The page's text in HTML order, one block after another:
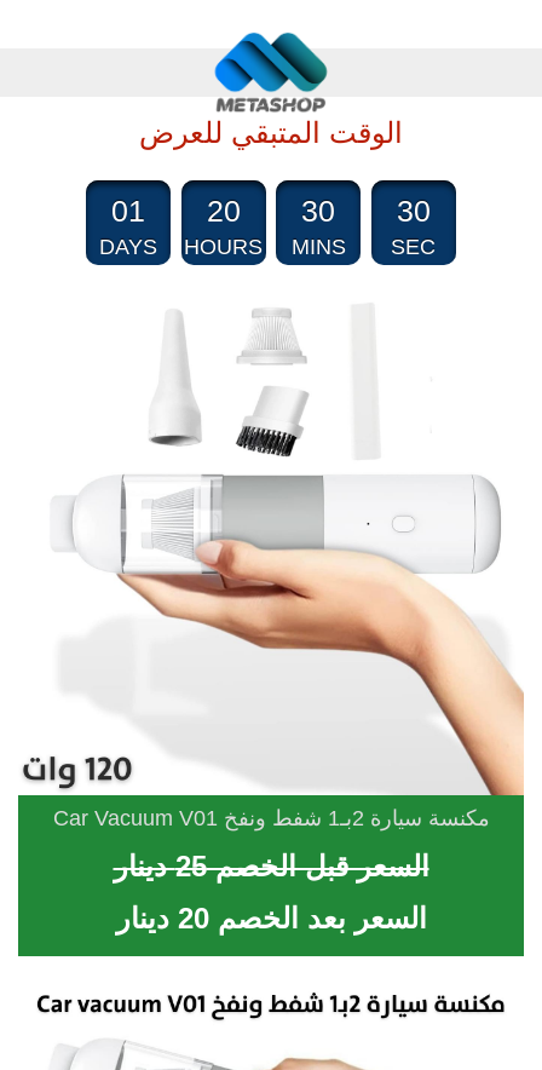
الوقت المتبقي للعرض
01
DAYS
20
HOURS
30
MINS
29
SEC
مكنسة سيارة 2بـ1 شفط ونفخ Car Vacuum V01
السعر قبل الخصم 25 دينار
السعر بعد الخصم 20 دينار